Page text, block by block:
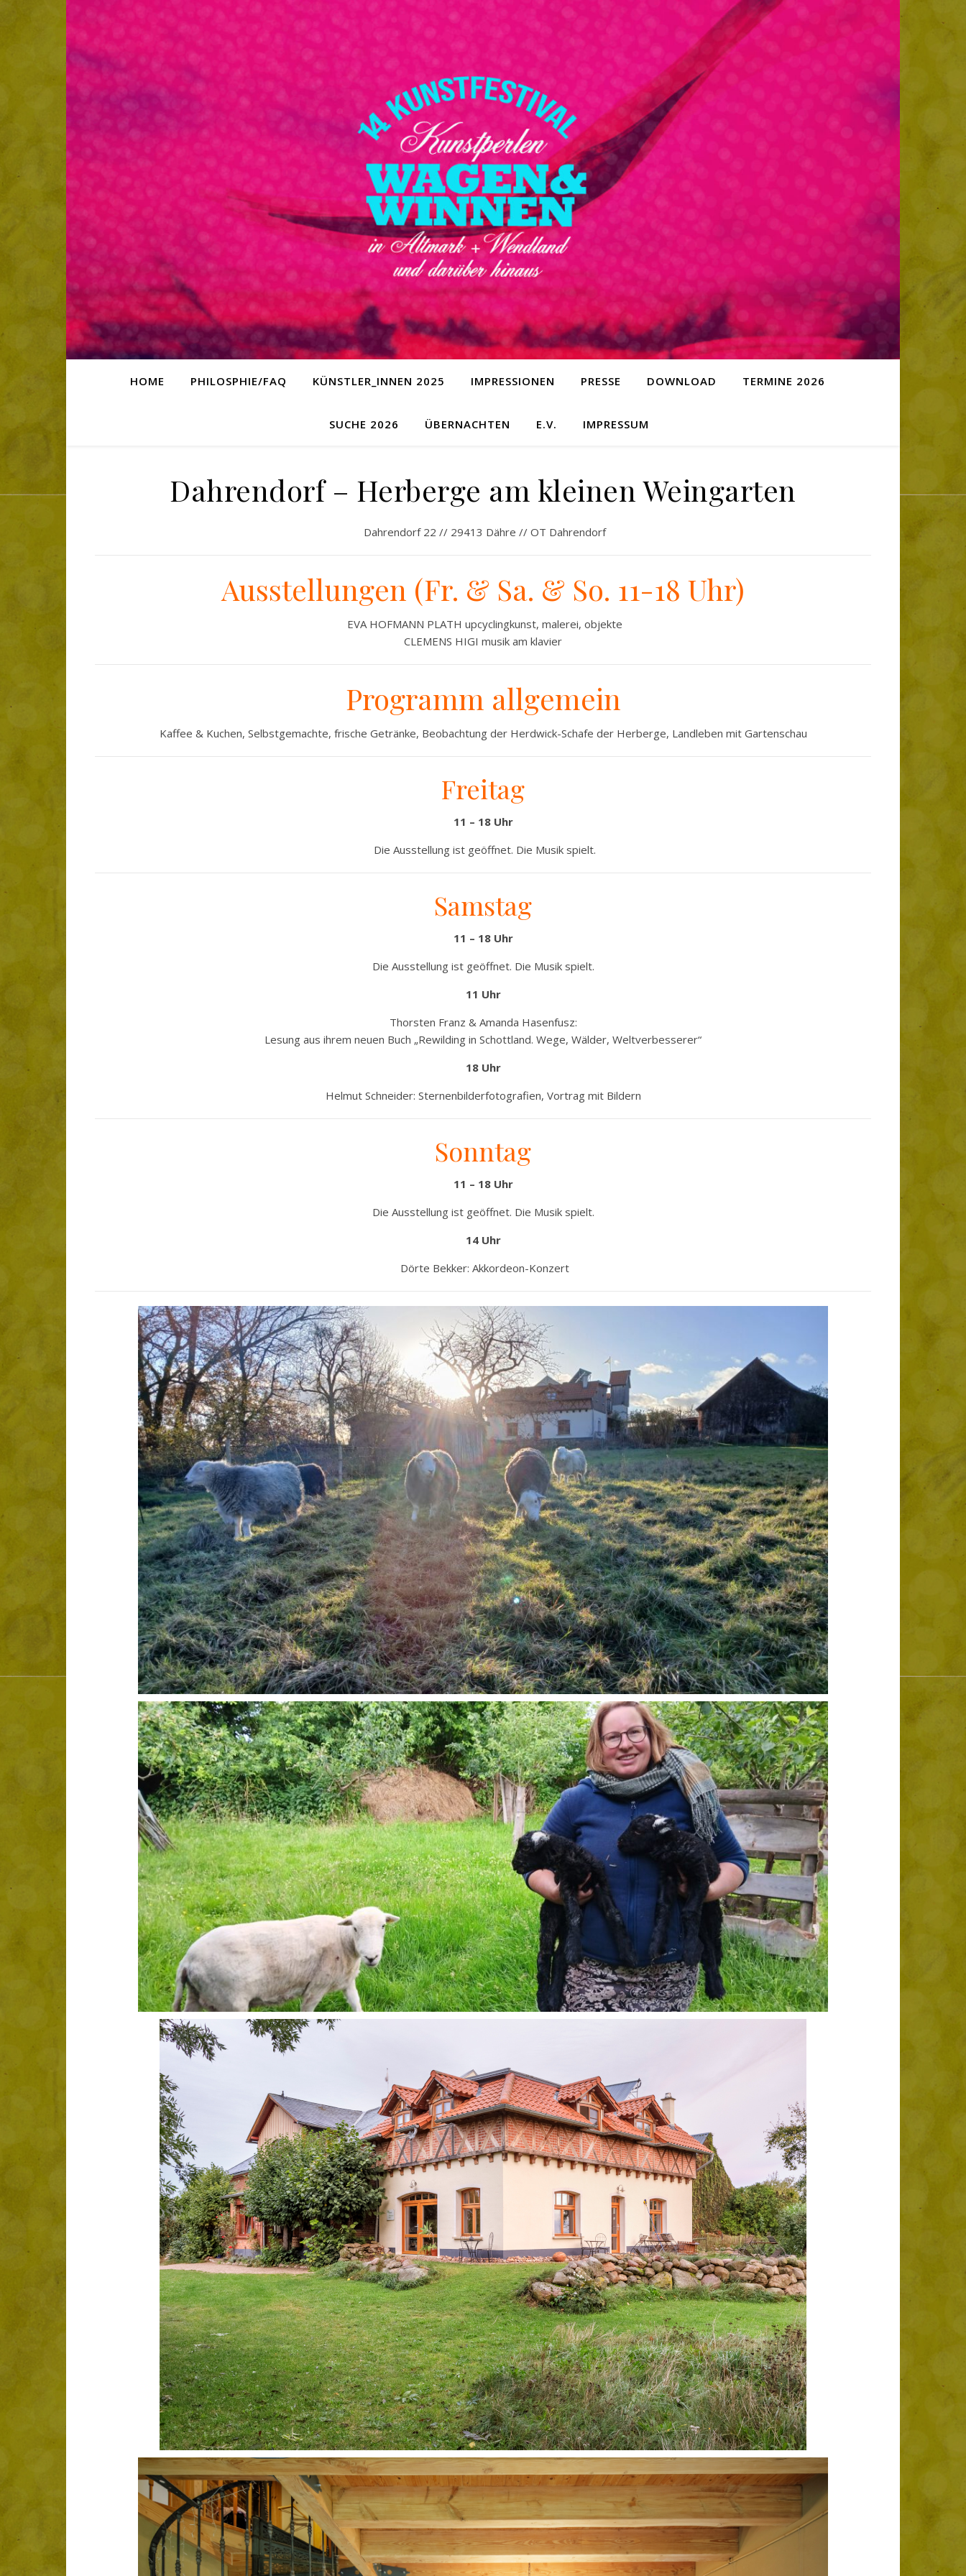
HOME PHILOSPHIE/FAQ KÜNSTLER_INNEN 2025 IMPRESSIONEN PRESSE DOWNLOAD TERMINE 2026
SUCHE 2026 ÜBERNACHTEN E.V. IMPRESSUM
Dahrendorf – Herberge am kleinen Weingarten
Dahrendorf 22 // 29413 Dähre // OT Dahrendorf
Ausstellungen (Fr. & Sa. & So. 11-18 Uhr)
EVA HOFMANN PLATH upcyclingkunst, malerei, objekte
CLEMENS HIGI musik am klavier
Programm allgemein
Kaffee & Kuchen, Selbstgemachte, frische Getränke, Beobachtung der Herdwick-Schafe der Herberge, Landleben mit Gartenschau
Freitag
11 – 18 Uhr
Die Ausstellung ist geöffnet. Die Musik spielt.
Samstag
11 – 18 Uhr
Die Ausstellung ist geöffnet. Die Musik spielt.
11 Uhr
Thorsten Franz & Amanda Hasenfusz:
Lesung aus ihrem neuen Buch „Rewilding in Schottland. Wege, Wälder, Weltverbesserer“
18 Uhr
Helmut Schneider: Sternenbilderfotografien, Vortrag mit Bildern
Sonntag
11 – 18 Uhr
Die Ausstellung ist geöffnet. Die Musik spielt.
14 Uhr
Dörte Bekker: Akkordeon-Konzert